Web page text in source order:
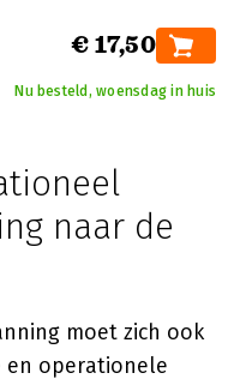
€ 17,50
Nu besteld, woensdag in huis
naar de
moet zich ook
en operationele